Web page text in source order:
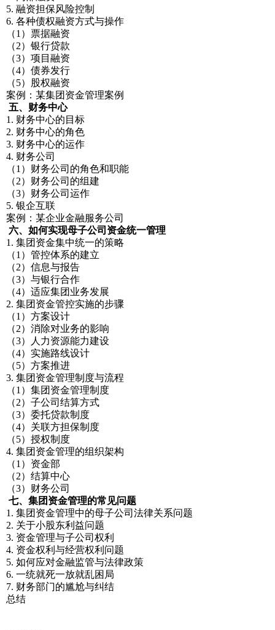
5. 融资担保风险控制
6. 各种债权融资方式与操作
（1）票据融资
（2）银行贷款
（3）项目融资
（4）债券发行
（5）股权融资
案例：某集团资金管理案例
五、财务中心
1. 财务中心的目标
2. 财务中心的角色
3. 财务中心的运作
4. 财务公司
（1）财务公司的角色和职能
（2）财务公司的组建
（3）财务公司运作
5. 银企互联
案例：某企业金融服务公司
六、如何实现母子公司资金统一管理
1. 集团资金集中统一的策略
（1）管控体系的建立
（2）信息与报告
（3）与银行合作
（4）适应集团业务发展
2. 集团资金管控实施的步骤
（1）方案设计
（2）消除对业务的影响
（3）人力资源能力建设
（4）实施路线设计
（5）方案推进
3. 集团资金管理制度与流程
（1）集团资金管理制度
（2）子公司结算方式
（3）委托贷款制度
（4）关联方担保制度
（5）授权制度
4. 集团资金管理的组织架构
（1）资金部
（2）结算中心
（3）财务公司
七、集团资金管理的常见问题
1. 集团资金管理中的母子公司法律关系问题
2. 关于小股东利益问题
3. 资金管理与子公司权利
4. 资金权利与经营权利问题
5. 如何应对金融监管与法律政策
6. 一统就死一放就乱困局
7. 财务部门的尴尬与纠结
总结